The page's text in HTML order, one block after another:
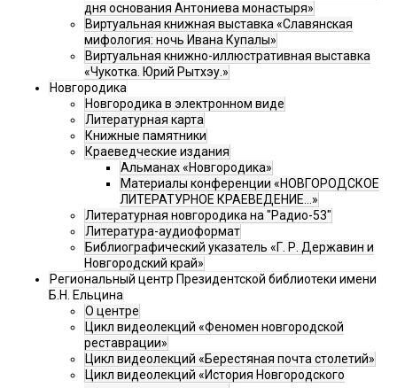
дня основания Антониева монастыря»
Виртуальная книжная выставка «Славянская
мифология: ночь Ивана Купалы»
Виртуальная книжно-иллюстративная выставка
«Чукотка. Юрий Рытхэу.»
Новгородика
Новгородика в электронном виде
Литературная карта
Книжные памятники
Краеведческие издания
Альманах «Новгородика»
Материалы конференции «НОВГОРОДСКОЕ
ЛИТЕРАТУРНОЕ КРАЕВЕДЕНИЕ...»
Литературная новгородика на "Радио-53"
Литература-аудиоформат
Библиографический указатель «Г. Р. Державин и
Новгородский край»
Региональный центр Президентской библиотеки имени
Б.Н. Ельцина
О центре
Цикл видеолекций «Феномен новгородской
реставрации»
Цикл видеолекций «Берестяная почта столетий»
Цикл видеолекций «История Новгородского